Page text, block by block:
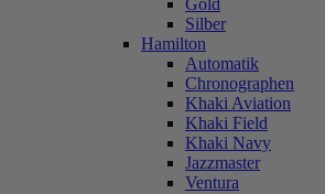
Gold
Silber
Hamilton
Automatik
Chronographen
Khaki Aviation
Khaki Field
Khaki Navy
Jazzmaster
Ventura